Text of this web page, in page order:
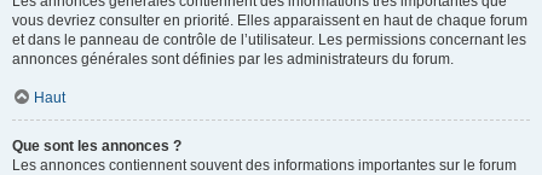
vous devriez consulter en priorité. Elles apparaissent en haut de chaque forum
et dans le panneau de contrôle de l’utilisateur. Les permissions concernant les
annonces générales sont définies par les administrateurs du forum.
Haut
Que sont les annonces ?
Les annonces contiennent souvent des informations importantes sur le forum